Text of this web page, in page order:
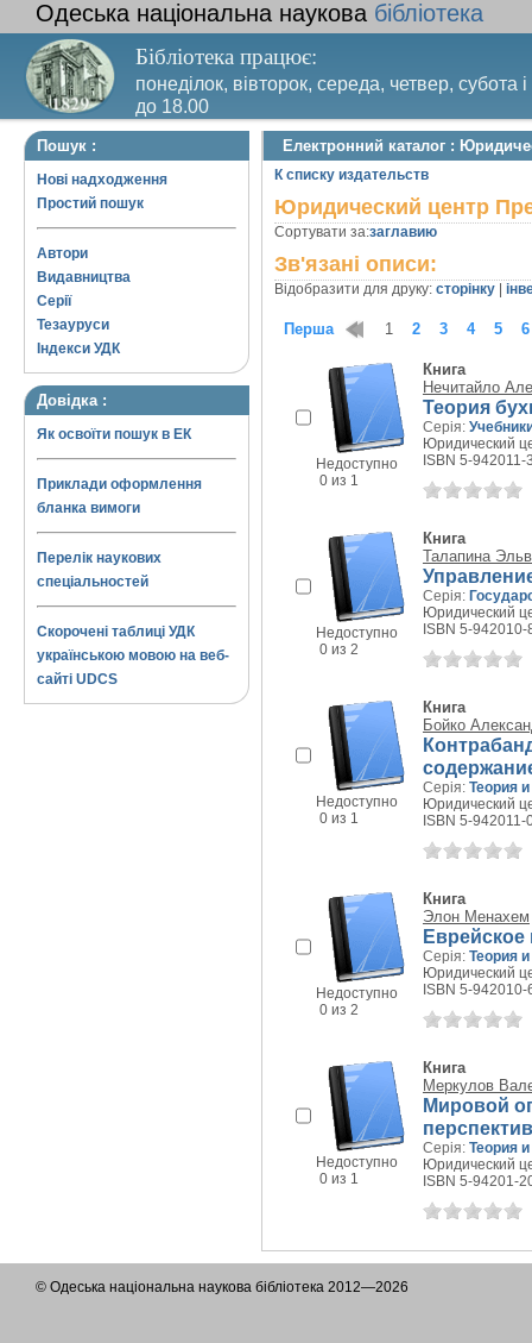
Одеська національна наукова бібліотека
Бібліотека працює:
понеділок, вівторок, середа, четвер, субота
до 18.00
Вихідний день – п’ятниця. Останній четвер
Пошук :
Нові надходження
Простий пошук
Автори
Видавництва
Серії
Тезауруси
Індекси УДК
Довідка :
Як освоїти пошук в ЕК
Приклади оформлення
бланка вимоги
Перелік наукових
спеціальностей
Скорочені таблиці УДК
українською мовою на веб-
сайті UDCS
Електронний каталог :
К списку издательств
Юридический центр
Сортувати за:заглавию
Зв'язані описи:
Відобразити для друку: сторінку
Перша 1 2 3 4 5 6
Недоступно
0 из 1
Книга
Нечитайло
Теория
Серія:
Юридический
ISBN 5-942011-
Недоступно
0 из 2
Книга
Талапина
Серія:
Юридический
ISBN 5-942010-
Недоступно
0 из 1
Книга
Бойко
Серія: Теория
Юридический
ISBN 5-942011-
Недоступно
0 из 2
Книга
Элон Менахем
Еврейское
Серія: Теория
Юридический
ISBN 5-942010-
Недоступно
0 из 1
Книга
Меркулов
Мировой
Серія: Теория
Юридический
ISBN 5-94201-
© Одеська національна наукова бібліотека 2012—2026